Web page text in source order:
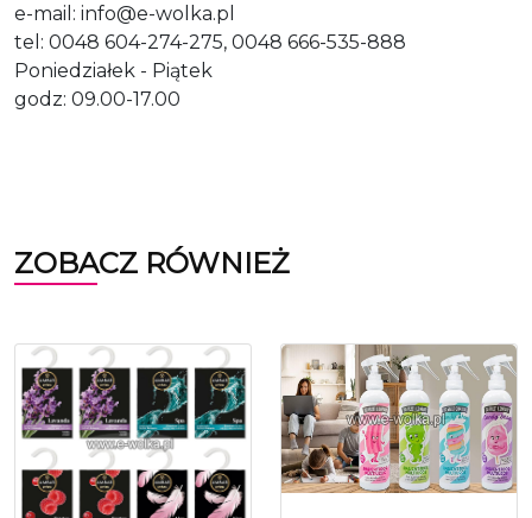
e-mail: info@e-wolka.pl
tel: 0048 604-274-275, 0048 666-535-888
Poniedziałek - Piątek
godz: 09.00-17.00
ZOBACZ RÓWNIEŻ